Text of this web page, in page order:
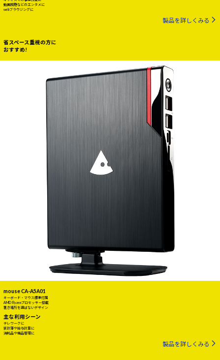
動画視聴などのエンタメに
webブラウジングに
製品を詳しくみる
省スペース重視の方に
おすすめ!
mouse CA-A5A01
キーボード・マウス標準付属
AMD Ryzenプロセッサー搭載
置き場所を選ばないデザイン
主な利用シーン
テレワークに
家計簿や給与計算に
消耗品や備品管理に
製品を詳しくみる